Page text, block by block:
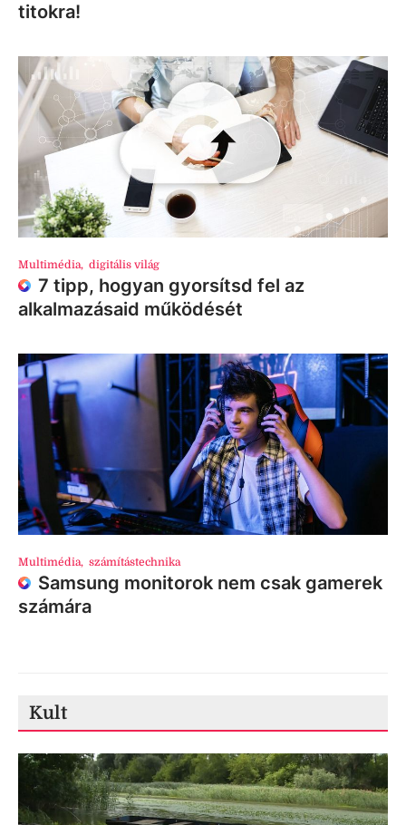
titokra!
Multimédia, digitális világ
7 tipp, hogyan gyorsítsd fel az
alkalmazásaid működését
Multimédia, számítástechnika
Samsung monitorok nem csak gamerek
számára
Kult